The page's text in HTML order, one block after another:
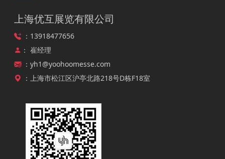
上海优互展览有限公司
：13918477656
： 崔经理
：yh1@yoohoomesse.com
：上海市松江区沪亭北路218号D栋F18室